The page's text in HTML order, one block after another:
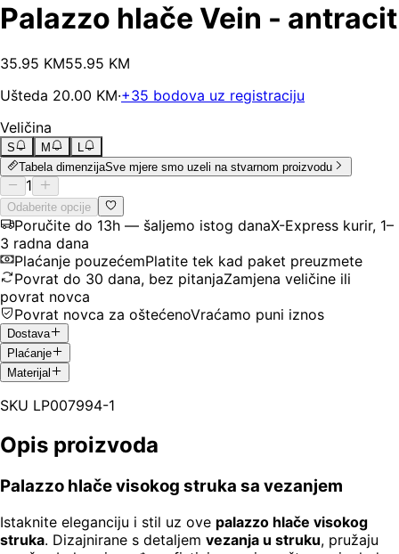
Palazzo hlače Vein - antracit
35.95 KM55.95 KM
Ušteda 20.00 KM·+35 bodova uz registraciju
Veličina
S M
L
Tabela dimenzijaSve mjere smo uzeli na stvarnom proizvodu
1
Odaberite opcije
Poručite do 13h — šaljemo istog danaX-Express kurir, 1–
3 radna dana
Plaćanje pouzećemPlatite tek kad paket preuzmete
Povrat do 30 dana, bez pitanjaZamjena veličine ili
povrat novca
Povrat novca za oštećenoVraćamo puni iznos
Dostava
Plaćanje
Materijal
SKU LP007994-1
Opis proizvoda
Palazzo hlače visokog struka sa vezanjem
Istaknite eleganciju i stil uz ove palazzo hlače visokog
struka. Dizajnirane s detaljem vezanja u struku, pružaju